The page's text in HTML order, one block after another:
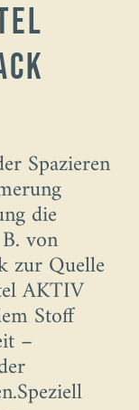
Spazieren
die
von
zur Quelle
AKTIV
Stoff
–